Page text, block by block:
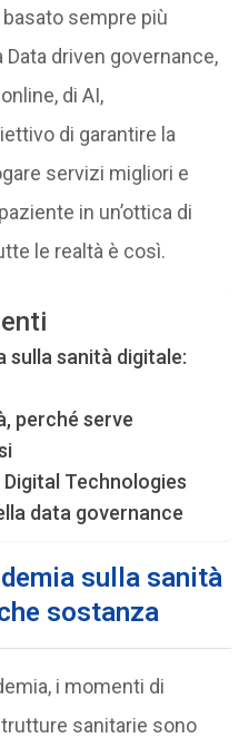
sempre più
driven governance,
di AI,
di garantire la
servizi migliori e
in un’ottica di
le realtà è così.
sulla sanità digitale:
perché serve
Technologies
data governance
sulla sanità
sostanza
i momenti di
sanitarie sono